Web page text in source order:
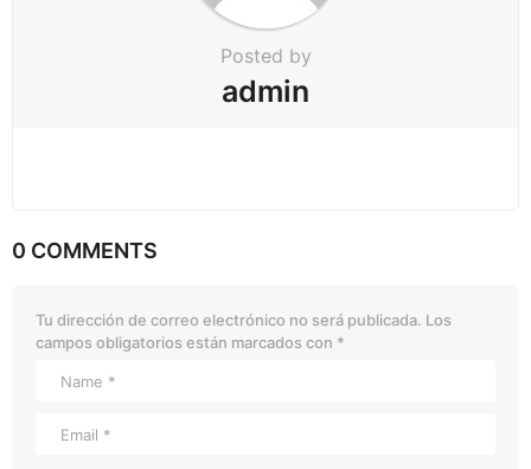
Posted by
admin
0 COMMENTS
Tu dirección de correo electrónico no será publicada. Los
campos obligatorios están marcados con *